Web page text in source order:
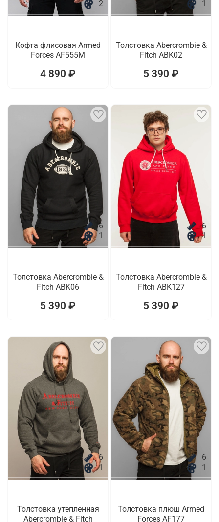
2
Кофта флисовая Armed
Forces AF555M
4 890 ₽
1
Толстовка Abercrombie &
Fitch ABK02
5 390 ₽
6
1
Толстовка Abercrombie &
Fitch ABK06
5 390 ₽
6
1
Толстовка Abercrombie &
Fitch ABK127
5 390 ₽
6
1
Толстовка утепленная
Abercrombie & Fitch
6
1
Толстовка плюш Armed
Forces AF177